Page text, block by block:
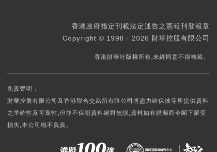
香港政府指定刊載法定通告之憲報刊登報章
Copyright © 1998 - 2026 財華控股有限公司
香港財華社版權所有,未經同意不得轉載。
免責聲明：
財華控股有限公司及香港聯合交易所有限公司將盡力確保彼等所提供資料
之準確性及可靠性,但並不保證資料絕對無誤,資料如有錯漏而令閣下蒙受
損失,本公司概不負責。